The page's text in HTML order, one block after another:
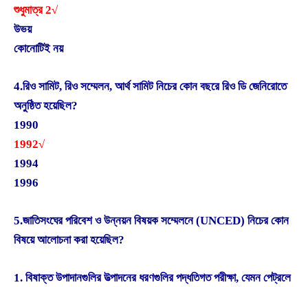
শুধুমাত্র 2√
উভয়
কোনোটিই নয়
4.রিও সামিট, রিও সম্মেলন, আর্থ সামিট নিচের কোন বছরে রিও ডি জেনিরোতে
অনুষ্ঠিত হয়েছিল?
1990
1992√
1994
1996
5.জাতিসংঘের পরিবেশ ও উন্নয়ন বিষয়ক সম্মেলনে (UNCED) নিচের কোন
বিষয়ে আলোচনা করা হয়েছিল?
1. বিষাক্ত উপাদানগুলির উত্পাদনের ধরণগুলির পদ্ধতিগত পরীক্ষা, যেমন পেট্রলে